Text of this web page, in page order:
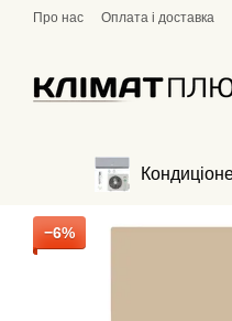
Перейти до основного
Про нас Оплата і доставка
−6%